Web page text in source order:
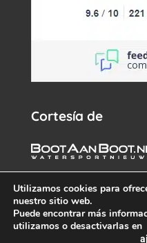
Cortesía de
Utilizamos cookies para
nuestro sitio web.
Puede encontrar más
utilizamos o desactivarlas en